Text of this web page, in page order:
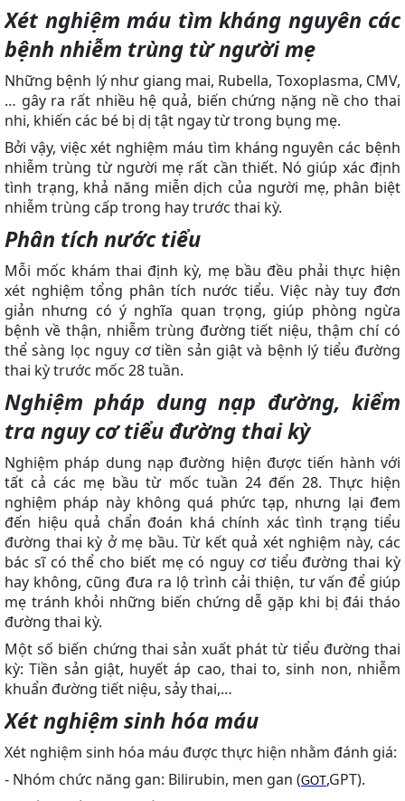
Xét nghiệm máu tìm kháng nguyên các
bệnh nhiễm trùng từ người mẹ
Những bệnh lý như giang mai, Rubella, Toxoplasma, CMV,
… gây ra rất nhiều hệ quả, biến chứng nặng nề cho thai
nhi, khiến các bé bị dị tật ngay từ trong bụng mẹ.
Bởi vậy, việc xét nghiệm máu tìm kháng nguyên các bệnh
nhiễm trùng từ người mẹ rất cần thiết. Nó giúp xác định
tình trạng, khả năng miễn dịch của người mẹ, phân biệt
nhiễm trùng cấp trong hay trước thai kỳ.
Phân tích nước tiểu
Mỗi mốc khám thai định kỳ, mẹ bầu đều phải thực hiện
xét nghiệm tổng phân tích nước tiểu. Việc này tuy đơn
giản nhưng có ý nghĩa quan trọng, giúp phòng ngừa
bệnh về thận, nhiễm trùng đường tiết niệu, thậm chí có
thể sàng lọc nguy cơ tiền sản giật và bệnh lý tiểu đường
thai kỳ trước mốc 28 tuần.
Nghiệm pháp dung nạp đường, kiểm
tra nguy cơ tiểu đường thai kỳ
Nghiệm pháp dung nạp đường hiện được tiến hành với
tất cả các mẹ bầu từ mốc tuần 24 đến 28. Thực hiện
nghiệm pháp này không quá phức tạp, nhưng lại đem
đến hiệu quả chẩn đoán khá chính xác tình trạng tiểu
đường thai kỳ ở mẹ bầu. Từ kết quả xét nghiệm này, các
bác sĩ có thể cho biết mẹ có nguy cơ tiểu đường thai kỳ
hay không, cũng đưa ra lộ trình cải thiện, tư vấn để giúp
mẹ tránh khỏi những biến chứng dễ gặp khi bị đái tháo
đường thai kỳ.
Một số biến chứng thai sản xuất phát từ tiểu đường thai
kỳ: Tiền sản giật, huyết áp cao, thai to, sinh non, nhiễm
khuẩn đường tiết niệu, sảy thai,…
Xét nghiệm sinh hóa máu
Xét nghiệm sinh hóa máu được thực hiện nhằm đánh giá:
- Nhóm chức năng gan: Bilirubin, men gan (GOT,GPT).